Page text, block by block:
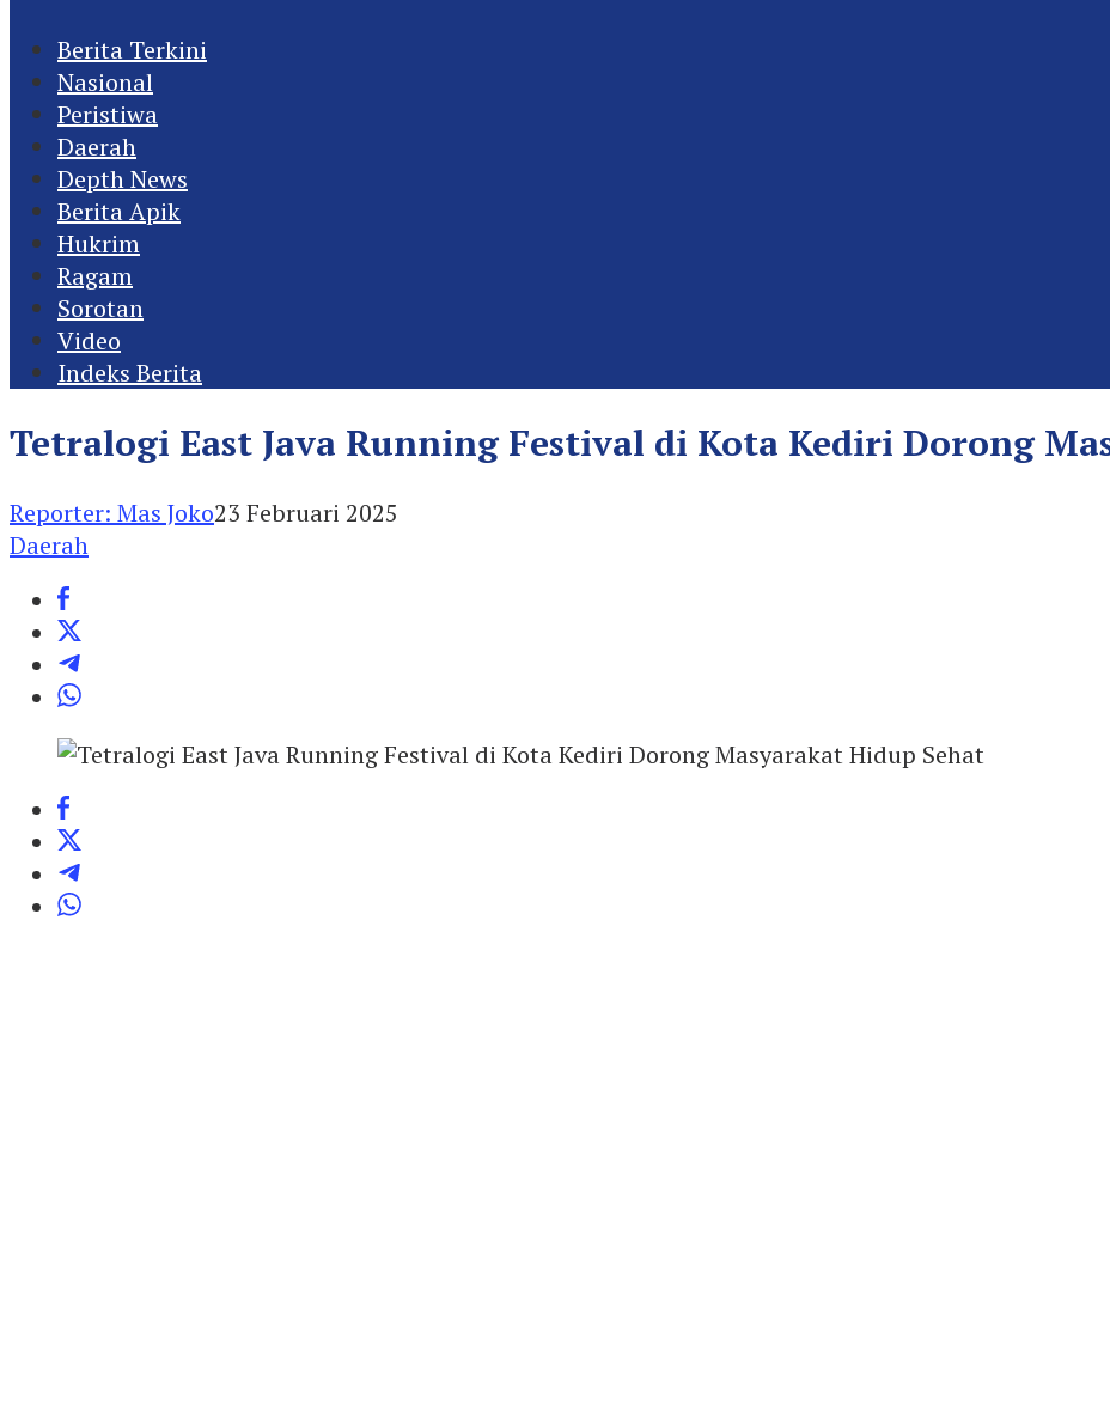
Berita Terkini
Nasional
Peristiwa
Daerah
Depth News
Berita Apik
Hukrim
Ragam
Sorotan
Video
Indeks Berita
Tetralogi East Java Running Festival di Kota Kediri Dorong
Reporter: Mas Joko23 Februari 2025
Daerah